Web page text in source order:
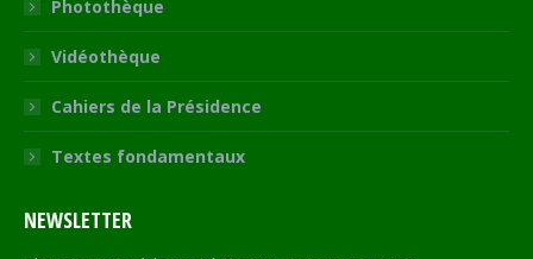
Photothèque
Vidéothèque
Cahiers de la Présidence
Textes fondamentaux
NEWSLETTER